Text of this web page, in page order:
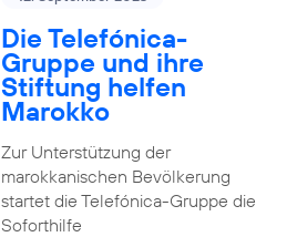
Die Telefónica-
Gruppe und ihre
Stiftung helfen
Marokko
Zur Unterstützung der
marokkanischen Bevölkerung
startet die Telefónica-Gruppe die
Soforthilfe